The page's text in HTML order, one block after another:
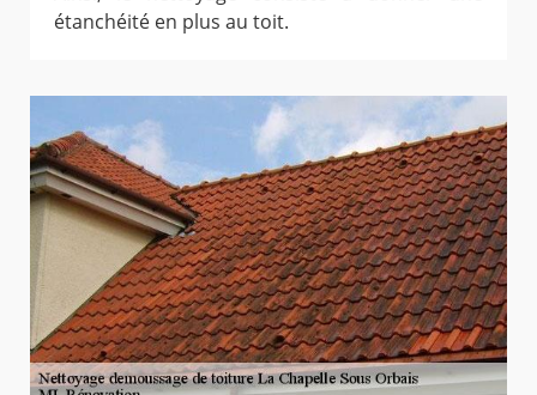
étanchéité en plus au toit.